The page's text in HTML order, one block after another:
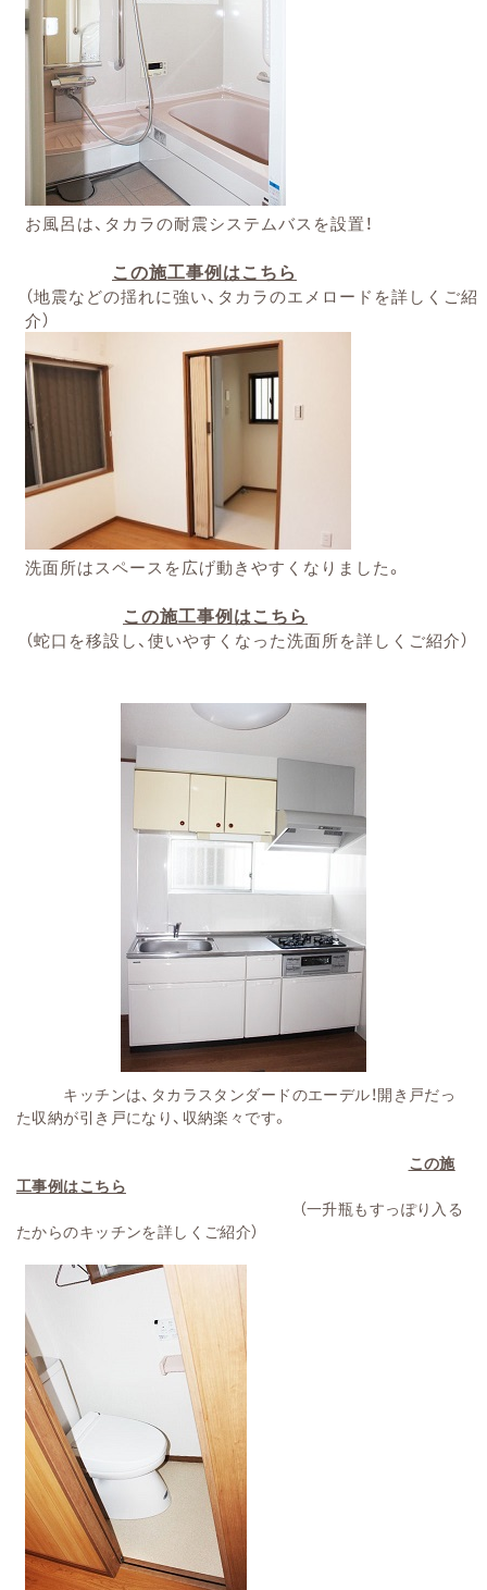
お風呂は、タカラの耐震システムバスを設置！
この施工事例はこちら
（地震などの揺れに強い、タカラのエメロードを詳しくご紹
介）
洗面所はスペースを広げ動きやすくなりました。
この施工事例はこちら
（蛇口を移設し、使いやすくなった洗面所を詳しくご紹介）
キッチンは、タカラスタンダードのエーデル！開き戸だっ
た収納が引き戸になり、収納楽々です。
この施
工事例はこちら
（一升瓶もすっぽり入る
たからのキッチンを詳しくご紹介）